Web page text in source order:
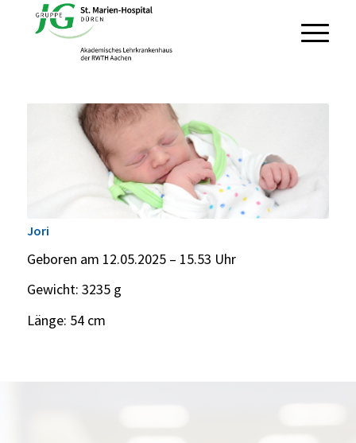
Jori
Geboren am 12.05.2025 – 15.53 Uhr
Gewicht: 3235 g
Länge: 54 cm